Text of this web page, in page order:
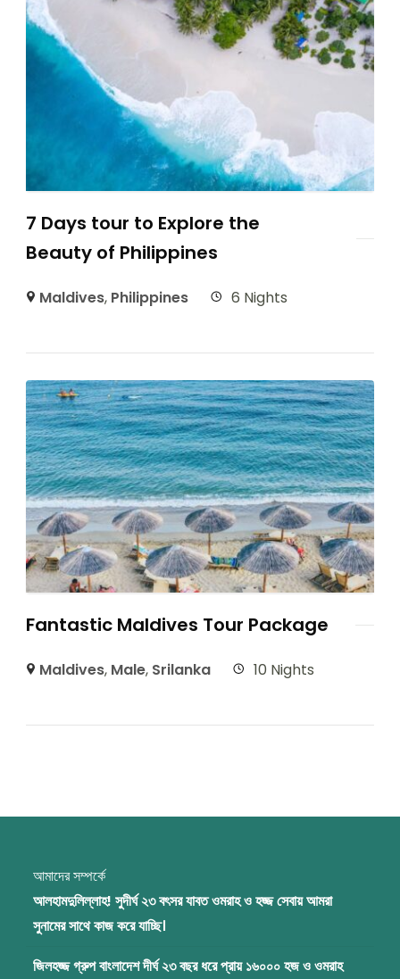
7 Days tour to Explore the
Beauty of Philippines
Maldives, Philippines 6 Nights
Fantastic Maldives Tour Package
Maldives, Male, Srilanka 10 Nights
আমাদের সম্পর্কে
আলহামদুলিল্লাহ! সুদীর্ঘ ২৩ বৎসর যাবত ওমরাহ ও হজ্জ সেবায় আমরা
সুনামের সাথে কাজ করে যাচ্ছি।
জিলহজ্জ গ্রুপ বাংলাদেশ দীর্ঘ ২৩ বছর ধরে প্রায় ১৬০০০ হজ ও ওমরাহ